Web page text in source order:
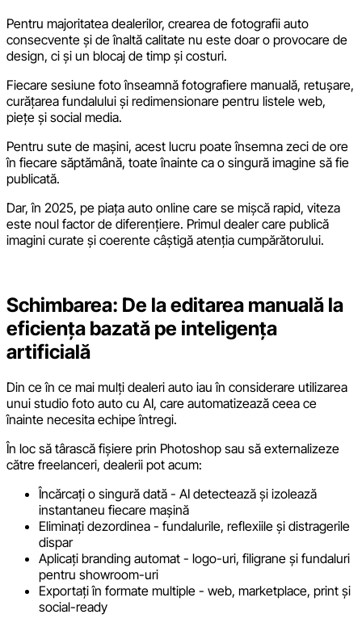
Pentru majoritatea dealerilor, crearea de fotografii auto
consecvente și de înaltă calitate nu este doar o provocare de
design, ci și un blocaj de timp și costuri.
Fiecare sesiune foto înseamnă fotografiere manuală, retușare,
curățarea fundalului și redimensionare pentru listele web,
piețe și social media.
Pentru sute de mașini, acest lucru poate însemna zeci de ore
în fiecare săptămână, toate înainte ca o singură imagine să fie
publicată.
Dar, în 2025, pe piața auto online care se mișcă rapid, viteza
este noul factor de diferențiere. Primul dealer care publică
imagini curate și coerente câștigă atenția cumpărătorului.
Schimbarea: De la editarea manuală la
eficiența bazată pe inteligența
artificială
Din ce în ce mai mulți dealeri auto iau în considerare utilizarea
unui studio foto auto cu AI, care automatizează ceea ce
înainte necesita echipe întregi.
În loc să târască fișiere prin Photoshop sau să externalizeze
către freelanceri, dealerii pot acum:
Încărcați o singură dată - AI detectează și izolează
instantaneu fiecare mașină
Eliminați dezordinea - fundalurile, reflexiile și distragerile
dispar
Aplicați branding automat - logo-uri, filigrane și fundaluri
pentru showroom-uri
Exportați în formate multiple - web, marketplace, print și
social-ready